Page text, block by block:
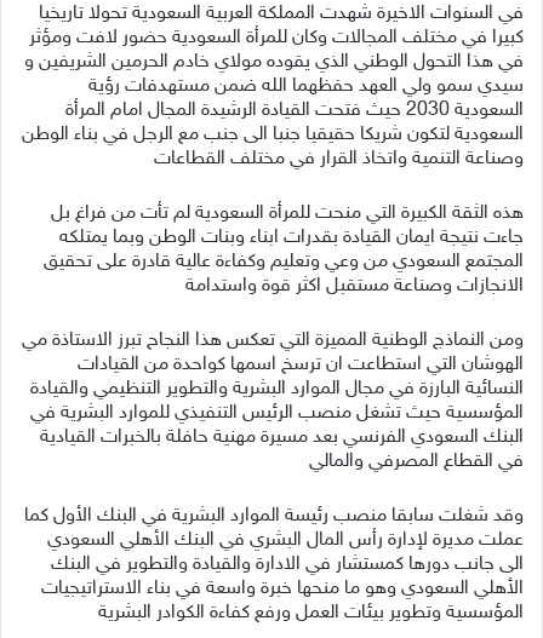
في السنوات الاخيرة شهدت المملكة العربية السعودية تحولا تاريخيا
كبيرا في مختلف المجالات وكان للمرأة السعودية حضور لافت ومؤثر
في هذا التحول الوطني الذي يقوده مولاي خادم الحرمين الشريفين و
سيدي سمو ولي العهد حفظهما الله ضمن مستهدفات رؤية
السعودية 2030 حيث فتحت القيادة الرشيدة المجال امام المرأة
السعودية لتكون شريكا حقيقيا جنبا الى جنب مع الرجل في بناء الوطن
وصناعة التنمية واتخاذ القرار في مختلف القطاعات
هذه الثقة الكبيرة التي منحت للمرأة السعودية لم تأت من فراغ بل
جاءت نتيجة ايمان القيادة بقدرات ابناء وبنات الوطن وبما يمتلكه
المجتمع السعودي من وعي وتعليم وكفاءة عالية قادرة على تحقيق
الانجازات وصناعة مستقبل اكثر قوة واستدامة
ومن النماذج الوطنية المميزة التي تعكس هذا النجاح تبرز الاستاذة مي
الهوشان التي استطاعت ان ترسخ اسمها كواحدة من القيادات
النسائية البارزة في مجال الموارد البشرية والتطوير التنظيمي والقيادة
المؤسسية حيث تشغل منصب الرئيس التنفيذي للموارد البشرية في
البنك السعودي الفرنسي بعد مسيرة مهنية حافلة بالخبرات القيادية
في القطاع المصرفي والمالي
وقد شغلت سابقا منصب رئيسة الموارد البشرية في البنك الأول كما
عملت مديرة لإدارة رأس المال البشري في البنك الأهلي السعودي
الى جانب دورها كمستشار في الادارة والقيادة والتطوير في البنك
الأهلي السعودي وهو ما منحها خبرة واسعة في بناء الاستراتيجيات
المؤسسية وتطوير بيئات العمل ورفع كفاءة الكوادر البشرية